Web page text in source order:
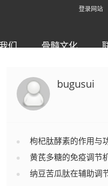
登录网站
们 骨髓文化
bugusui
枸杞肽酵素的作用与功效,枸杞
黄芪多糖的免疫调节机制,黄芪多糖
纳豆苦瓜肽在辅助调节血脂